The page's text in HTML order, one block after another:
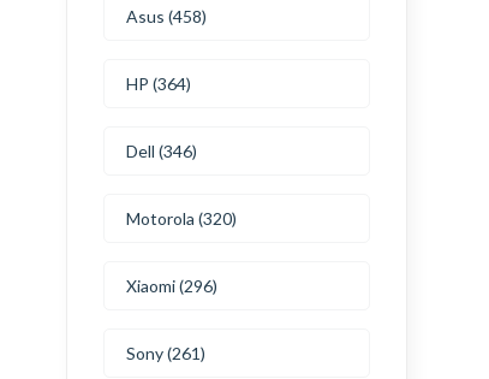
Asus (458)
HP (364)
Dell (346)
Motorola (320)
Xiaomi (296)
Sony (261)